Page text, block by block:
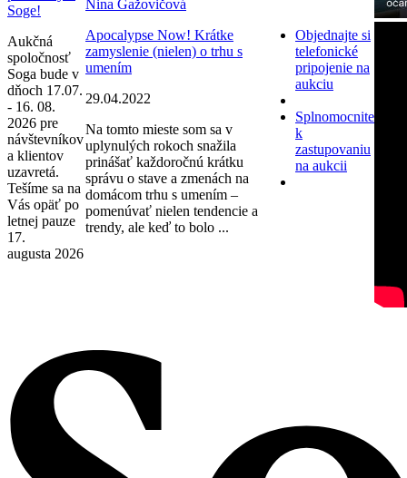
Soge!
Aukčná
spoločnosť
Soga bude v
dňoch 17.07.
- 16. 08.
2026 pre
návštevníkov
a klientov
uzavretá.
Tešíme sa na
Vás opäť po
letnej pauze
17.
augusta 2026
Nina Gažovičová
Apocalypse Now! Krátke
zamyslenie (nielen) o trhu s
umením
29.04.2022
Na tomto mieste som sa v
uplynulých rokoch snažila
prinášať každoročnú krátku
správu o stave a zmenách na
domácom trhu s umením –
pomenúvať nielen tendencie a
trendy, ale keď to bolo ...
Objednajte si
telefonické
pripojenie na
aukciu
Splnomocnite
k
zastupovaniu
na aukcii